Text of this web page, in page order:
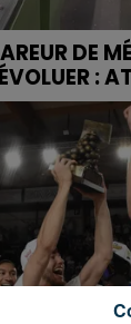
DE
: